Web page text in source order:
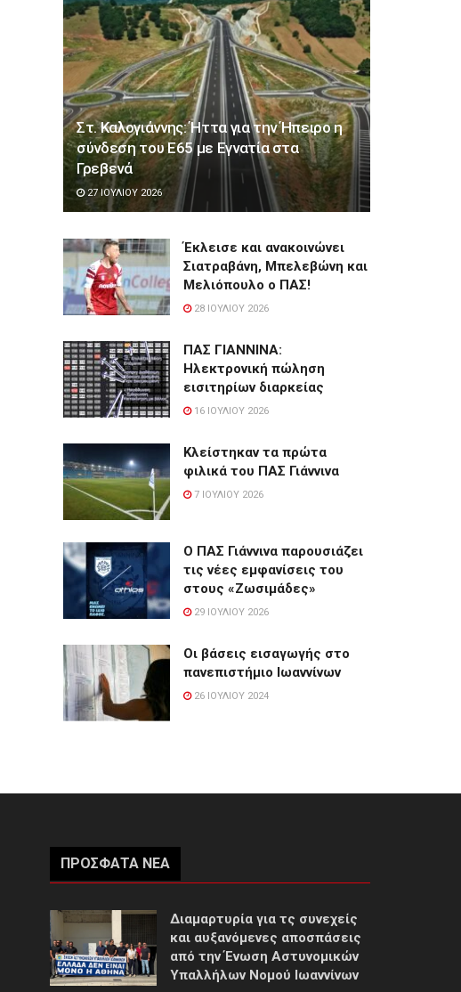
Στ. Καλογιάννης: Ήττα για την Ήπειρο η
σύνδεση του Ε65 με Εγνατία στα
Γρεβενά
27 ΙΟΥΛΊΟΥ 2026
Έκλεισε και ανακοινώνει
Σιατραβάνη, Μπελεβώνη και
Μελιόπουλο ο ΠΑΣ!
28 ΙΟΥΛΊΟΥ 2026
ΠΑΣ ΓΙΑΝΝΙΝΑ:
Hλεκτρονική πώληση
εισιτηρίων διαρκείας
16 ΙΟΥΛΊΟΥ 2026
Κλείστηκαν τα πρώτα
φιλικά του ΠΑΣ Γιάννινα
7 ΙΟΥΛΊΟΥ 2026
Ο ΠΑΣ Γιάννινα παρουσιάζει
τις νέες εμφανίσεις του
στους «Ζωσιμάδες»
29 ΙΟΥΛΊΟΥ 2026
Οι βάσεις εισαγωγής στο
πανεπιστήμιο Ιωαννίνων
26 ΙΟΥΛΊΟΥ 2024
ΠΡΌΣΦΑΤΑ ΝΈΑ
Διαμαρτυρία για τς συνεχείς
και αυξανόμενες αποσπάσεις
από την Ένωση Αστυνομικών
Υπαλλήλων Νομού Ιωαννίνων